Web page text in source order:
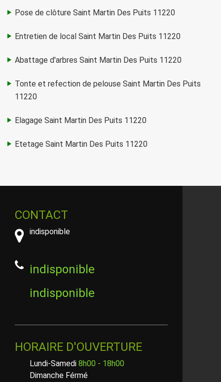
Pose de clôture Saint Martin Des Puits 11220
Entretien de local Saint Martin Des Puits 11220
Abattage d'arbres Saint Martin Des Puits 11220
Tonte et refection de pelouse Saint Martin Des Puits
11220
Elagage Saint Martin Des Puits 11220
Etetage Saint Martin Des Puits 11220
CONTACT
indisponible
indisponible
indisponible
HORAIRE D'OUVERTURE
Lundi-Samedi 8h00 - 18h00
Dimanche Férmé